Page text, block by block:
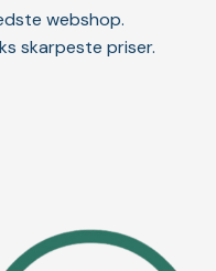
webshop.
skarpeste priser.